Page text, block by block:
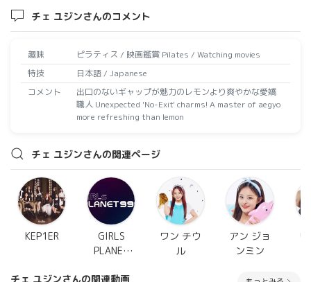
チェ ユジンさんのコメント
趣味
ピラティス / 映画鑑賞 Pilates / Watching movies
特技
日本語 / Japanese
コメント
出口のないギャップが魅力のレモンより爽やかな愛嬌
職人 Unexpected 'No-Exit' charms! A master of aegyo
more refreshing than lemon
チェ ユジンさんの関連ページ
KEP1ER
GIRLS
PLANET
ワン チウ
ル
アン ジョ
ンミン
チェ ユジンさんの関連動画